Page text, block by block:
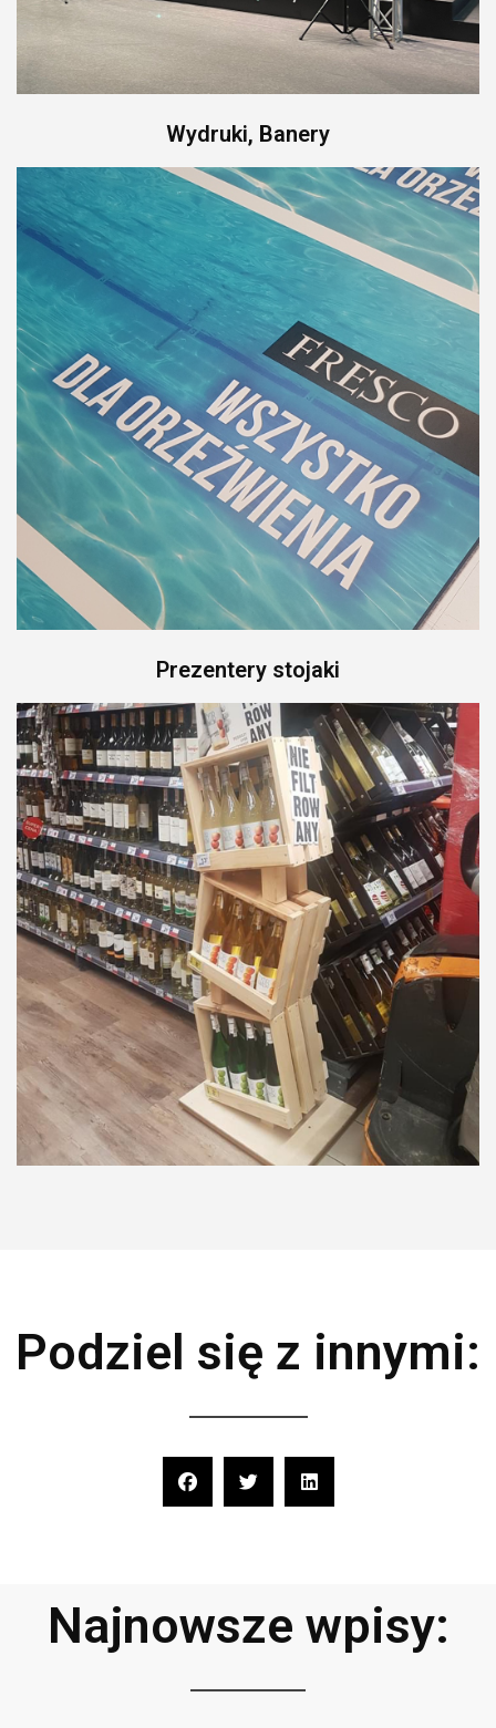
eventowe
Wydruki, Banery
banery
Prezentery stojaki
Podziel się z innymi:
Najnowsze wpisy: